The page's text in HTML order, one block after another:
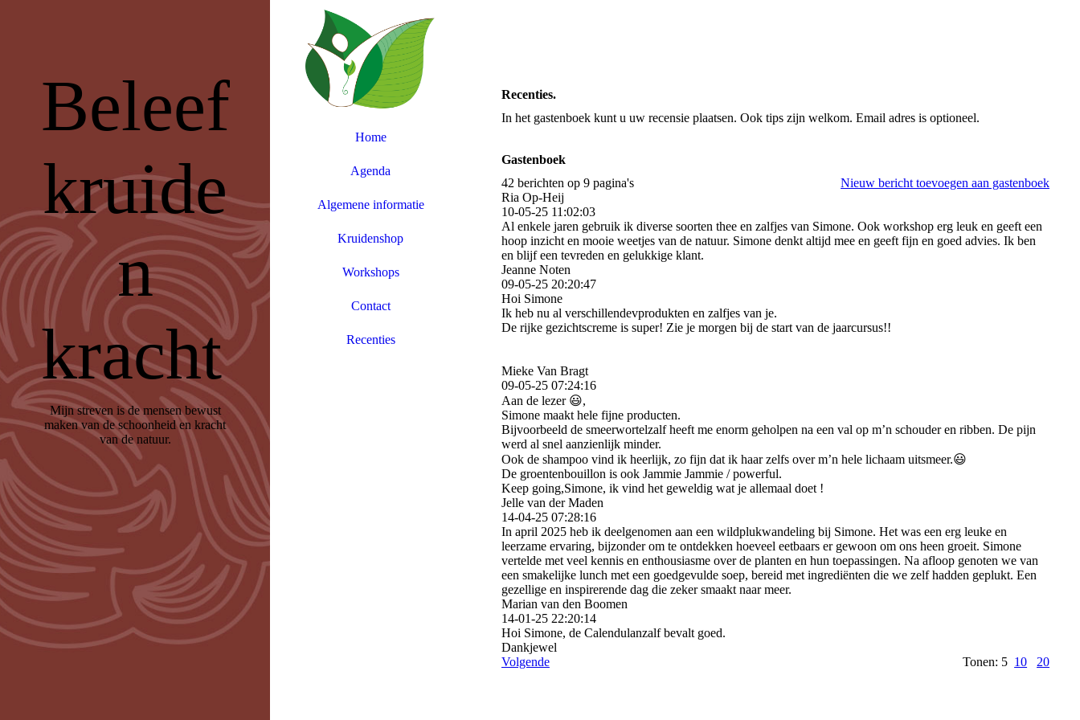
Beleef
kruide
n
kracht
Mijn streven is de mensen bewust
maken van de schoonheid en kracht
van de natuur.
Home
Agenda
Algemene informatie
Kruidenshop
Workshops
Contact
Recenties
Recenties.
In het gastenboek kunt u uw recensie plaatsen. Ook tips zijn welkom. Email adres is optioneel.
Gastenboek
42 berichten op 9 pagina's
Nieuw bericht toevoegen aan gastenboek
Ria Op-Heij
10-05-25 11:02:03
Al enkele jaren gebruik ik diverse soorten thee en zalfjes van Simone. Ook workshop erg leuk en geeft een
hoop inzicht en mooie weetjes van de natuur. Simone denkt altijd mee en geeft fijn en goed advies. Ik ben
en blijf een tevreden en gelukkige klant.
Jeanne Noten
09-05-25 20:20:47
Hoi Simone
Ik heb nu al verschillendevprodukten en zalfjes van je.
De rijke gezichtscreme is super! Zie je morgen bij de start van de jaarcursus!!
Mieke Van Bragt
09-05-25 07:24:16
Aan de lezer 😃,
Simone maakt hele fijne producten.
Bijvoorbeeld de smeerwortelzalf heeft me enorm geholpen na een val op m’n schouder en ribben. De pijn
werd al snel aanzienlijk minder.
Ook de shampoo vind ik heerlijk, zo fijn dat ik haar zelfs over m’n hele lichaam uitsmeer.😃
De groentenbouillon is ook Jammie Jammie / powerful.
Keep going,Simone, ik vind het geweldig wat je allemaal doet !
Jelle van der Maden
14-04-25 07:28:16
In april 2025 heb ik deelgenomen aan een wildplukwandeling bij Simone. Het was een erg leuke en
leerzame ervaring, bijzonder om te ontdekken hoeveel eetbaars er gewoon om ons heen groeit. Simone
vertelde met veel kennis en enthousiasme over de planten en hun toepassingen. Na afloop genoten we van
een smakelijke lunch met een goedgevulde soep, bereid met ingrediënten die we zelf hadden geplukt. Een
gezellige en inspirerende dag die zeker smaakt naar meer.
Marian van den Boomen
14-01-25 22:20:14
Hoi Simone, de Calendulanzalf bevalt goed.
Dankjewel
Volgende
Tonen: 5 10 20